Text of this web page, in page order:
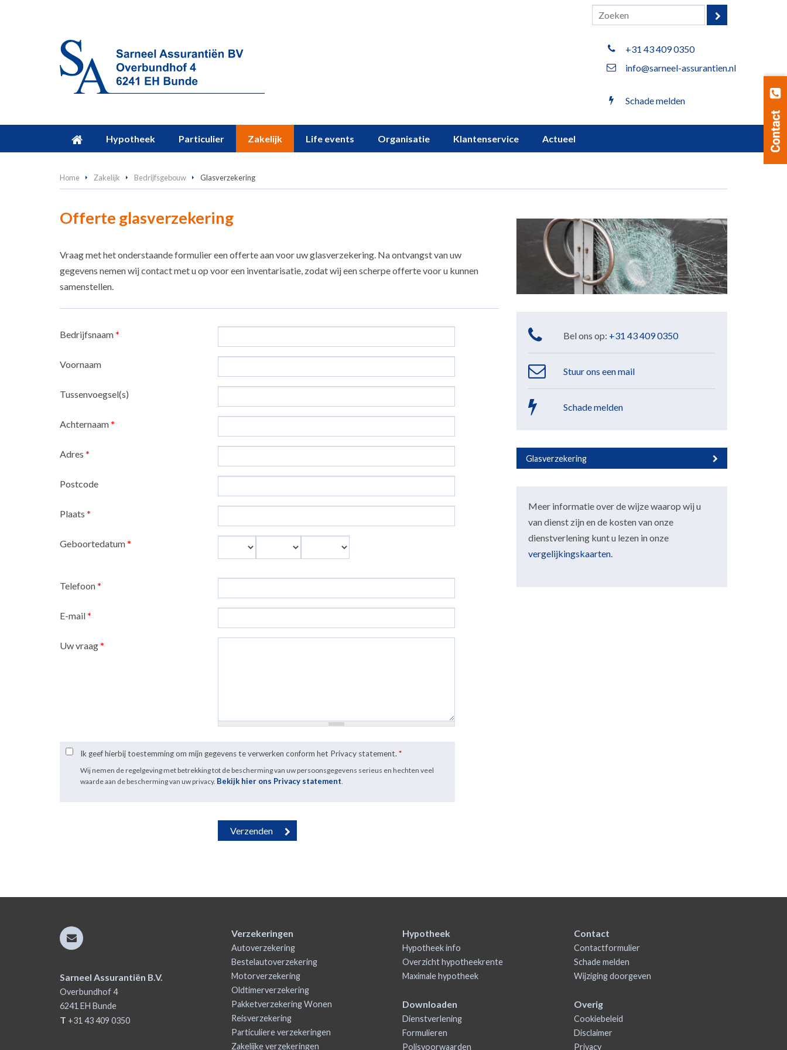
+31 43 409 0350
info@sarneel-assurantien.nl
Schade melden
Hypotheek Particulier Zakelijk Life events Organisatie Klantenservice Actueel
Home Zakelijk Bedrijfsgebouw Glasverzekering
Offerte glasverzekering
Vraag met het onderstaande formulier een offerte aan voor uw glasverzekering. Na ontvangst van uw
gegevens nemen wij contact met u op voor een inventarisatie, zodat wij een scherpe offerte voor u kunnen
samenstellen.
Bedrijfsnaam *
Voornaam
Tussenvoegsel(s)
Achternaam *
Adres *
Postcode
Plaats *
Geboortedatum *
Telefoon *
E-mail *
Uw vraag *
Ik geef hierbij toestemming om mijn gegevens te verwerken conform het Privacy statement. *
Wij nemen de regelgeving met betrekking tot de bescherming van uw persoonsgegevens serieus en hechten veel
waarde aan de bescherming van uw privacy. Bekijk hier ons Privacy statement.
Bel ons op: +31 43 409 0350
Stuur ons een mail
Schade melden
Glasverzekering
Meer informatie over de wijze waarop wij u
van dienst zijn en de kosten van onze
dienstverlening kunt u lezen in onze
vergelijkingskaarten.
Sarneel Assurantiën B.V.
Overbundhof 4
6241 EH Bunde
T +31 43 409 0350
Verzekeringen
Autoverzekering
Bestelautoverzekering
Motorverzekering
Oldtimerverzekering
Pakketverzekering Wonen
Reisverzekering
Particuliere verzekeringen
Zakelijke verzekeringen
Hypotheek
Hypotheek info
Overzicht hypotheekrente
Maximale hypotheek
Downloaden
Dienstverlening
Formulieren
Polisvoorwaarden
Contact
Contactformulier
Schade melden
Wijziging doorgeven
Overig
Cookiebeleid
Disclaimer
Privacy